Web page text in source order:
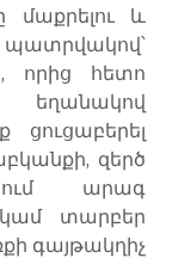
մաքրելու և
որից հետո
եղանակով
զերծ
արագ
տարբեր
գայթակղիչ